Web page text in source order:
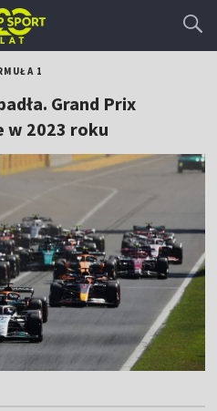
1
Grand Prix
w 2023 roku